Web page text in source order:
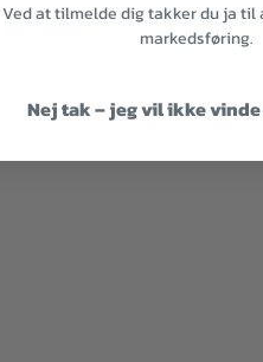
Ved at tilmelde dig takker du ja til
markedsføring.
Nej tak – jeg vil ikke